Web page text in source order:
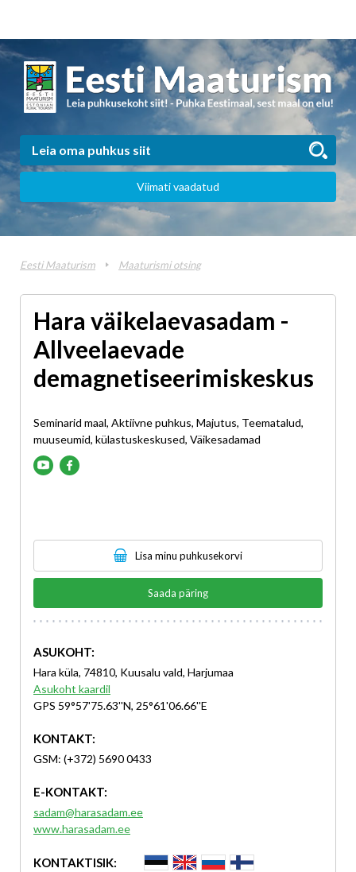
Viimati vaadatud
Eesti Maaturism Maaturismi otsing
Hara väikelaevasadam -
Allveelaevade
demagnetiseerimiskeskus
Seminarid maal, Aktiivne puhkus, Majutus, Teematalud,
muuseumid, külastuskeskused, Väikesadamad
Lisa minu puhkusekorvi
Saada päring
ASUKOHT:
Hara küla, 74810, Kuusalu vald, Harjumaa
Asukoht kaardil
GPS 59°57'75.63''N, 25°61'06.66''E
KONTAKT:
GSM: (+372) 5690 0433
E-KONTAKT:
sadam@harasadam.ee
www.harasadam.ee
KONTAKTISIK: